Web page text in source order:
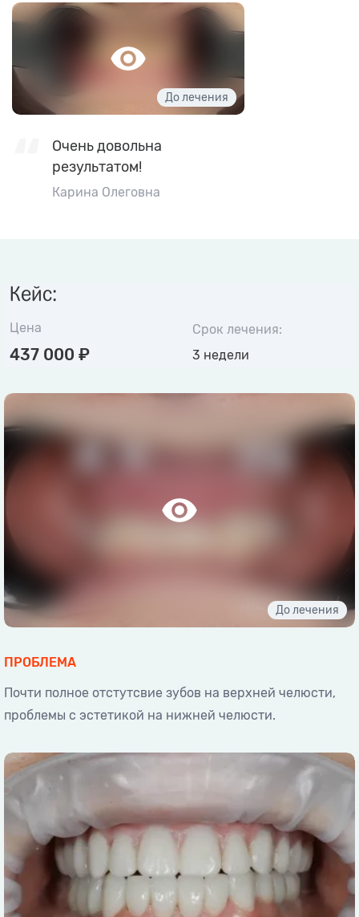
Очень довольна
результатом!
Карина Олеговна
Кейс:
Цена
437 000 ₽
Срок лечения:
3 недели
ПРОБЛЕМА
Почти полное отстутсвие зубов на верхней челюсти,
проблемы с эстетикой на нижней челюсти.